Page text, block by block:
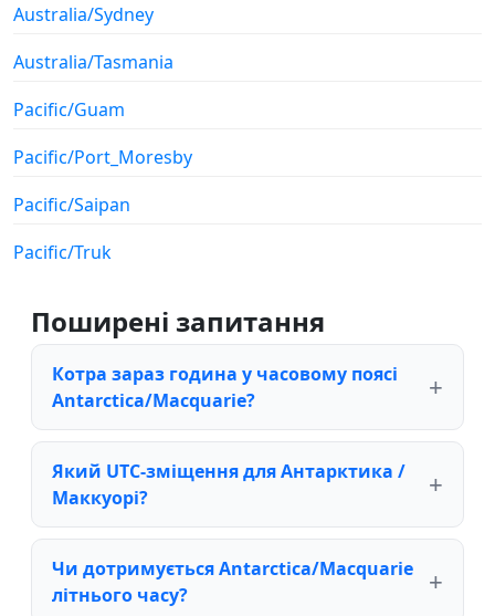
Australia/Sydney
Australia/Tasmania
Pacific/Guam
Pacific/Port_Moresby
Pacific/Saipan
Pacific/Truk
Поширені запитання
Котра зараз година у часовому поясі
Antarctica/Macquarie?
Який UTC-зміщення для Антарктика /
Маккуорі?
Чи дотримується Antarctica/Macquarie
літнього часу?